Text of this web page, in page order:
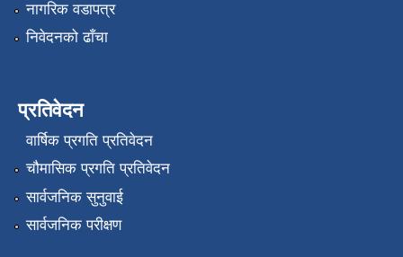
नागरिक वडापत्र
निवेदनको ढाँचा
प्रतिवेदन
वार्षिक प्रगति प्रतिवेदन
चौमासिक प्रगति प्रतिवेदन
सार्वजनिक सुनुवाई
सार्वजनिक परीक्षण